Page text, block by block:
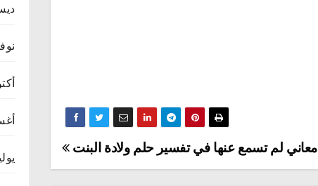
معاني لم تسمع عنها في تفسير حلم ولادة البنت
يوليو